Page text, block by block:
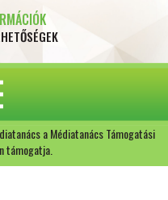
a Médiatanács Támogatási
támogatja.